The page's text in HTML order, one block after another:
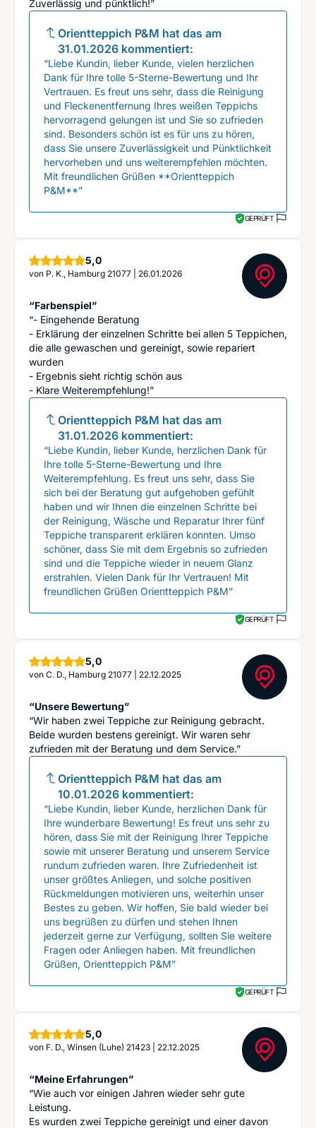
Zuverlässig und pünktlich!”
Orientteppich P&M hat das am
31.01.2026 kommentiert:
“Liebe Kundin, lieber Kunde, vielen herzlichen
Dank für Ihre tolle 5-Sterne-Bewertung und Ihr
Vertrauen. Es freut uns sehr, dass die Reinigung
und Fleckenentfernung Ihres weißen Teppichs
hervorragend gelungen ist und Sie so zufrieden
sind. Besonders schön ist es für uns zu hören,
dass Sie unsere Zuverlässigkeit und Pünktlichkeit
hervorheben und uns weiterempfehlen möchten.
Mit freundlichen Grüßen **Orientteppich
P&M**”
GEPRÜFT
5,0Sterne
von P. K., Hamburg 21077 26.01.2026
“Farbenspiel”
“- Eingehende Beratung
- Erklärung der einzelnen Schritte bei allen 5 Teppichen,
die alle gewaschen und gereinigt, sowie repariert
wurden
- Ergebnis sieht richtig schön aus
- Klare Weiterempfehlung!”
Orientteppich P&M hat das am
31.01.2026 kommentiert:
“Liebe Kundin, lieber Kunde, herzlichen Dank für
Ihre tolle 5-Sterne-Bewertung und Ihre
Weiterempfehlung. Es freut uns sehr, dass Sie
sich bei der Beratung gut aufgehoben gefühlt
haben und wir Ihnen die einzelnen Schritte bei
der Reinigung, Wäsche und Reparatur Ihrer fünf
Teppiche transparent erklären konnten. Umso
schöner, dass Sie mit dem Ergebnis so zufrieden
sind und die Teppiche wieder in neuem Glanz
erstrahlen. Vielen Dank für Ihr Vertrauen! Mit
freundlichen Grüßen Orientteppich P&M”
GEPRÜFT
5,0Sterne
von C. D., Hamburg 21077 22.12.2025
“Unsere Bewertung”
“Wir haben zwei Teppiche zur Reinigung gebracht.
Beide wurden bestens gereinigt. Wir waren sehr
zufrieden mit der Beratung und dem Service.”
Orientteppich P&M hat das am
10.01.2026 kommentiert:
“Liebe Kundin, lieber Kunde, herzlichen Dank für
Ihre wunderbare Bewertung! Es freut uns sehr zu
hören, dass Sie mit der Reinigung Ihrer Teppiche
sowie mit unserer Beratung und unserem Service
rundum zufrieden waren. Ihre Zufriedenheit ist
unser größtes Anliegen, und solche positiven
Rückmeldungen motivieren uns, weiterhin unser
Bestes zu geben. Wir hoffen, Sie bald wieder bei
uns begrüßen zu dürfen und stehen Ihnen
jederzeit gerne zur Verfügung, sollten Sie weitere
Fragen oder Anliegen haben. Mit freundlichen
Grüßen, Orientteppich P&M”
GEPRÜFT
5,0Sterne
von F. D., Winsen (Luhe) 21423 22.12.2025
“Meine Erfahrungen”
“Wie auch vor einigen Jahren wieder sehr gute
Leistung.
Es wurden zwei Teppiche gereinigt und einer davon